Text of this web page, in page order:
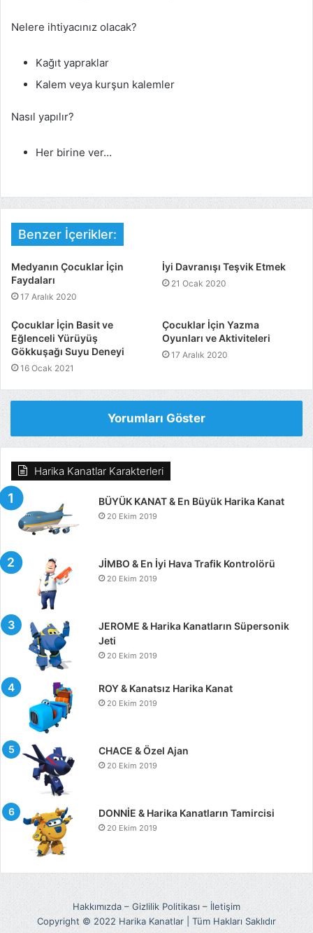
Nelere ihtiyacınız olacak?
Kağıt yapraklar
Kalem veya kurşun kalemler
Nasıl yapılır?
Her birine ver…
Benzer İçerikler:
Medyanın Çocuklar İçin
Faydaları
17 Aralık 2020
İyi Davranışı Teşvik Etmek
21 Ocak 2020
Çocuklar İçin Basit ve
Eğlenceli Yürüyüş
Gökkuşağı Suyu Deneyi
16 Ocak 2021
Çocuklar İçin Yazma
Oyunları ve Aktiviteleri
17 Aralık 2020
Yorumları Göster
Harika Kanatlar Karakterleri
BÜYÜK KANAT & En Büyük Harika Kanat
20 Ekim 2019
JİMBO & En İyi Hava Trafik Kontrolörü
20 Ekim 2019
JEROME & Harika Kanatların Süpersonik
Jeti
20 Ekim 2019
ROY & Kanatsız Harika Kanat
20 Ekim 2019
CHACE & Özel Ajan
20 Ekim 2019
DONNİE & Harika Kanatların Tamircisi
20 Ekim 2019
Hakkımızda – Gizlilik Politikası – İletişim
Copyright © 2022 Harika Kanatlar | Tüm Hakları Saklıdır